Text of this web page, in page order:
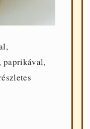
paprikával,